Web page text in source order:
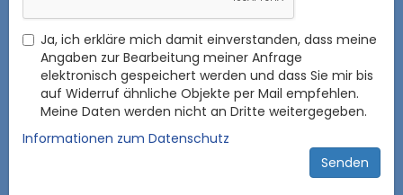
Ja, ich erkläre mich damit einverstanden, dass meine
Angaben zur Bearbeitung meiner Anfrage
elektronisch gespeichert werden und dass Sie mir bis
auf Widerruf ähnliche Objekte per Mail empfehlen.
Meine Daten werden nicht an Dritte weitergegeben.
Informationen zum Datenschutz